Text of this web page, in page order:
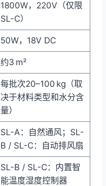
1800W，220V（仅限
SL-C）
50W，18V DC
约3 m²
每批次20–100 kg（取
决于材料类型和水分含
量）
SL-A：自然通风；SL-
B / SL-C：自动排风扇
SL-B / SL-C：内置智
能温度湿度控制器